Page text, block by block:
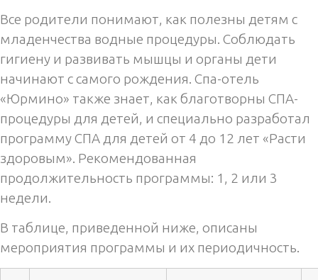
Все родители понимают, как полезны детям с
младенчества водные процедуры. Соблюдать
гигиену и развивать мышцы и органы дети
начинают с самого рождения. Спа-отель
«Юрмино» также знает, как благотворны СПА-
процедуры для детей, и специально разработал
программу СПА для детей от 4 до 12 лет «Расти
здоровым». Рекомендованная
продолжительность программы: 1, 2 или 3
недели.
В таблице, приведенной ниже, описаны
мероприятия программы и их периодичность.